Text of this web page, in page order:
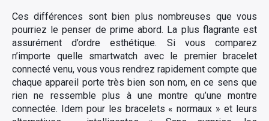
Ces différences sont bien plus nombreuses que vous
pourriez le penser de prime abord. La plus flagrante est
assurément d’ordre esthétique. Si vous comparez
n’importe quelle smartwatch avec le premier bracelet
connecté venu, vous vous rendrez rapidement compte que
chaque appareil porte très bien son nom, en ce sens que
rien ne ressemble plus à une montre qu’une montre
connectée. Idem pour les bracelets « normaux » et leurs